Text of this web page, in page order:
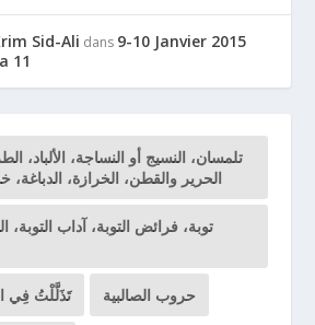
Sid-Ali dans 9-10 Janvier 2015
11
تلمسان، النسيج أو النساجة، الألباد،
الحرير والقطن، الخرازة،
توبة، فرائض التوبة، آداب التوبة،
تَذَلَّلْتُ فِي حروب الصالبية